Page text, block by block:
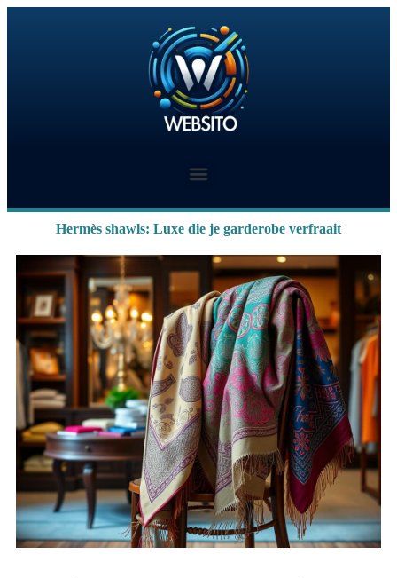
Hermès shawls: Luxe die je garderobe verfraait